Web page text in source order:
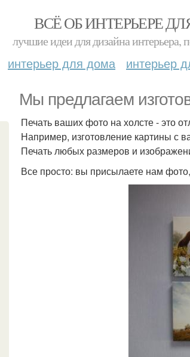
ВСЁ ОБ ИНТЕРЬЕРЕ
лучшие идеи для дизайна интерьера,
интерьер для дома интерьер
Мы предлагаем
Печать ваших фото на холсте - это
Например, изготовление картины с
Печать любых размеров и
Все просто: вы присылаете нам